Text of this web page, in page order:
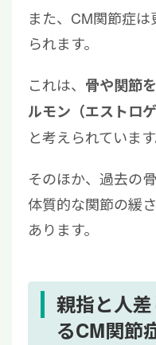
また、CM関節症
られます。
これは、 骨や関節
ルモン（エストロ
と考えられています
そのほか、過去の
体質的な関節の緩
あります。
親指と人
るCM関節